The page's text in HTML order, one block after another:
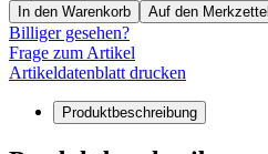
In den Warenkorb Auf den Merkzettel
Billiger gesehen?
Frage zum Artikel
Artikeldatenblatt drucken
Produktbeschreibung